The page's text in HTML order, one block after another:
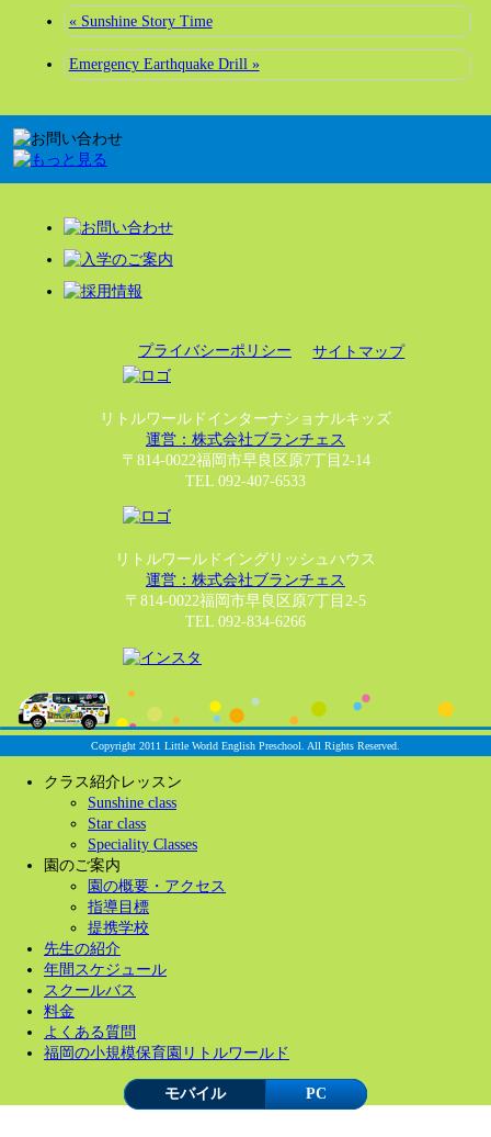
« Sunshine Story Time
Emergency Earthquake Drill »
プライバシーポリシー サイトマップ
リトルワールドインターナショナルキッズ
運営：株式会社ブランチェス
〒814-0022福岡市早良区原7丁目2-14
TEL 092-407-6533
リトルワールドイングリッシュハウス
運営：株式会社ブランチェス
〒814-0022福岡市早良区原7丁目2-5
TEL 092-834-6266
Copyright 2011 Little World English Preschool. All Rights Reserved.
クラス紹介レッスン
Sunshine class
Star class
Speciality Classes
園のご案内
園の概要・アクセス
指導目標
提携学校
先生の紹介
年間スケジュール
スクールバス
料金
よくある質問
福岡の小規模保育園リトルワールド
モバイル PC